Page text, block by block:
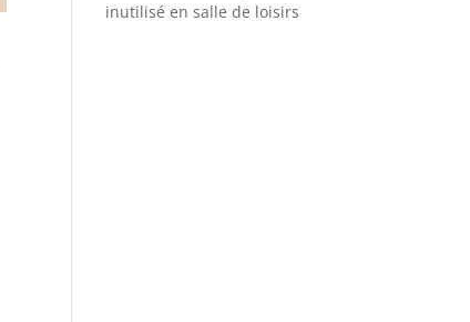
inutilisé en salle de loisirs